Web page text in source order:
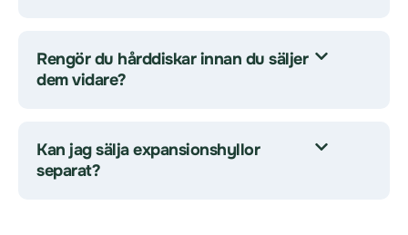
Rengör du hårddiskar innan du säljer
dem vidare?
Kan jag sälja expansionshyllor
separat?